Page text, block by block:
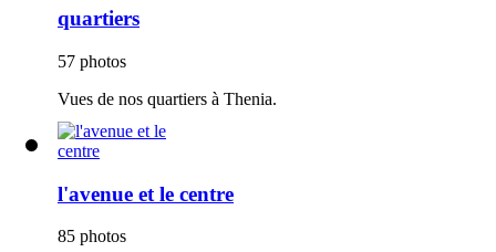
quartiers
57 photos
Vues de nos quartiers à Thenia.
l'avenue et le centre
85 photos